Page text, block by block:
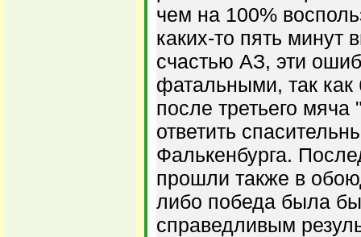
чем на 100%
каких-то пять минут
счастью АЗ, эти
фатальными, так как
после третьего
ответить
Фалькенбурга.
прошли также в
либо победа была
справедливым